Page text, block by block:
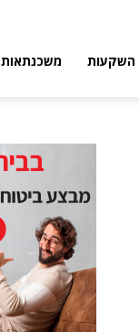
השקעות משכנתאות